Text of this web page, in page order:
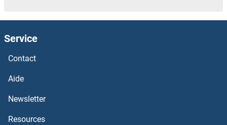
NEDD4 Anticorps
NEDD1 Anticorps
NECAP2 Anticorps
NECAP1 Anticorps
Service
Contact
Aide
Newsletter
Resources